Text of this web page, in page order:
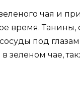
чая и
время.
под
чае,